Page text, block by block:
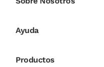
Ayuda
Productos